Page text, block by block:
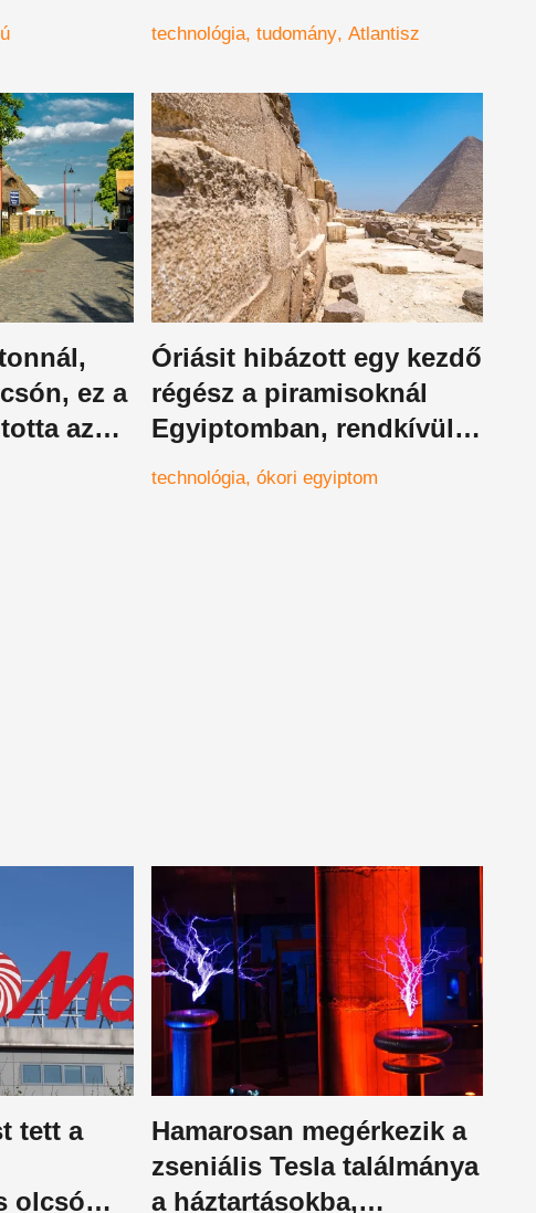
lefagysz a látványtól
technológia tudomány Atlantisz
ez a
az
Óriásit hibázott egy kezdő
régész a piramisoknál
Egyiptomban, rendkívüli
amit tett
technológia ókori egyiptom
tett a
olcsó
Hamarosan megérkezik a
zseniális Tesla találmánya
a háztartásokba,